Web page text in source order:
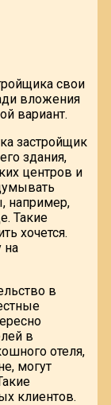
свои
вложения
вариант.
застройщик
здания,
центров и
например,
Такие
хочется.
на
в
в
отеля,
могут
клиентов.